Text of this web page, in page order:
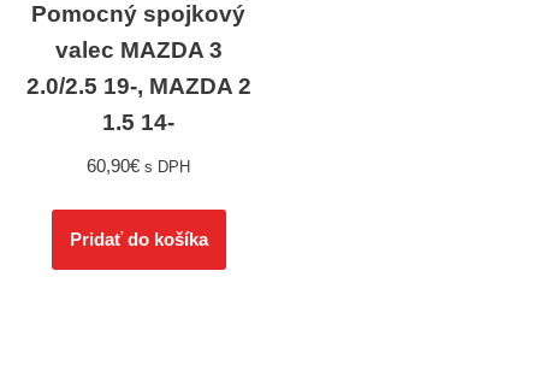
Pomocný spojkový
valec MAZDA 3
2.0/2.5 19-, MAZDA 2
1.5 14-
60,90€ s DPH
Pridať do košíka